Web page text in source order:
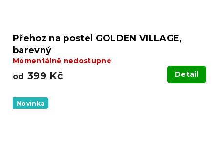
Přehoz na postel GOLDEN VILLAGE,
barevný
Momentálně nedostupné
od 399 Kč Detail
Novinka